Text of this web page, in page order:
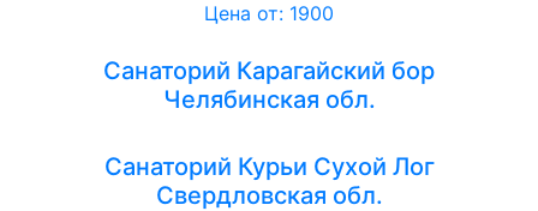
Цена от: 1900
Санаторий Карагайский бор
Челябинская обл.
Санаторий Курьи Сухой Лог
Свердловская обл.